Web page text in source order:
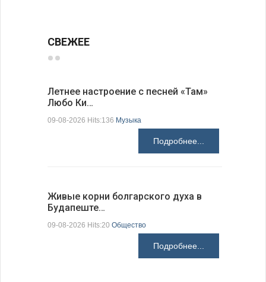
СВЕЖЕЕ
Летнее настроение с песней «Там»
Любо Ки…
09-08-2026 Hits:136 Музыка
Подробнее...
Живые корни болгарского духа в
Будапеште…
09-08-2026 Hits:20 Общество
Подробнее...